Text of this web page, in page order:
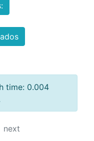
time: 0.004
next